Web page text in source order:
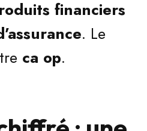
financiers
. Le
ca op.